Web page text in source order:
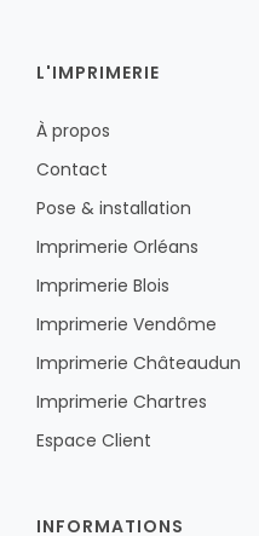
L'IMPRIMERIE
À propos
Contact
Pose & installation
Imprimerie Orléans
Imprimerie Blois
Imprimerie Vendôme
Imprimerie Châteaudun
Imprimerie Chartres
Espace Client
INFORMATIONS